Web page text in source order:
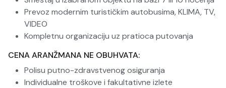
Prevoz modernim turističkim autobusima, KLIMA, TV,
VIDEO
Kompletnu organizaciju uz pratioca putovanja
CENA ARANŽMANA NE OBUHVATA:
Polisu putno-zdravstvenog osiguranja
Individualne troškove i fakultativne izlete